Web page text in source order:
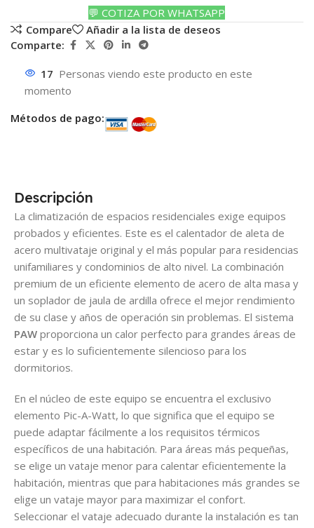
💬 COTIZA POR WHATSAPP
Compare
Añadir a la lista de deseos
Comparte:
17 Personas viendo este producto en este
momento
Métodos de pago:
Descripción
La climatización de espacios residenciales exige equipos
probados y eficientes. Este es el calentador de aleta de
acero multivataje original y el más popular para residencias
unifamiliares y condominios de alto nivel. La combinación
premium de un eficiente elemento de acero de alta masa y
un soplador de jaula de ardilla ofrece el mejor rendimiento
de su clase y años de operación sin problemas. El sistema
PAW proporciona un calor perfecto para grandes áreas de
estar y es lo suficientemente silencioso para los
dormitorios.
En el núcleo de este equipo se encuentra el exclusivo
elemento Pic-A-Watt, lo que significa que el equipo se
puede adaptar fácilmente a los requisitos térmicos
específicos de una habitación. Para áreas más pequeñas,
se elige un vataje menor para calentar eficientemente la
habitación, mientras que para habitaciones más grandes se
elige un vataje mayor para maximizar el confort.
Seleccionar el vataje adecuado durante la instalación es tan